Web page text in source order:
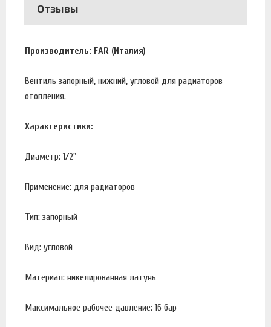
Отзывы
Производитель: FAR (Италия)
Вентиль запорный, нижний, угловой для радиаторов
отопления.
Характеристики:
Диаметр: 1/2"
Применение: для радиаторов
Тип: запорный
Вид: угловой
Материал: никелированная латунь
Максимальное рабочее давление: 16 бар